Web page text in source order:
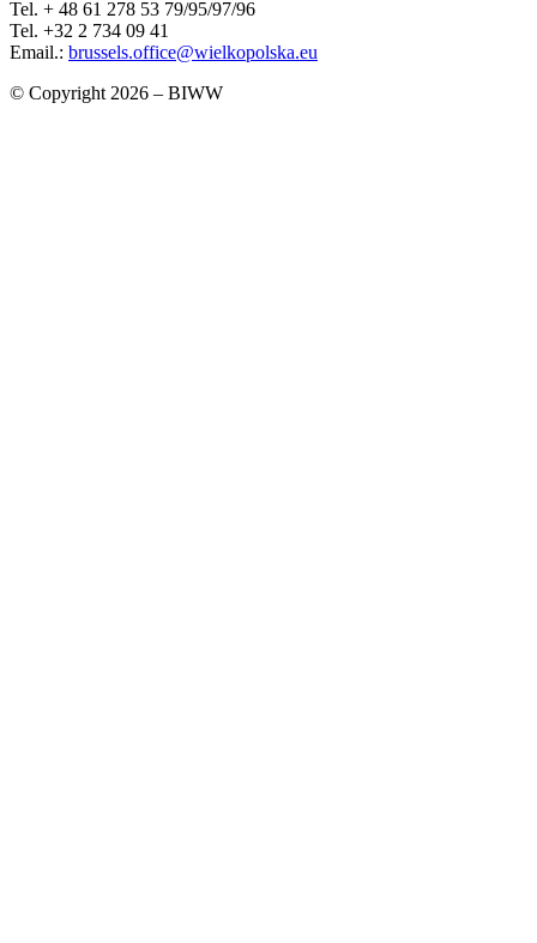
Tel. + 48 61 278 53 79/95/97/96
Tel. +32 2 734 09 41
Email.: brussels.office@wielkopolska.eu
© Copyright 2026 – BIWW